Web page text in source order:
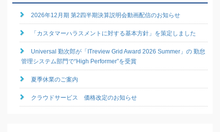
2026年12月期 第2四半期決算説明会動画配信のお知らせ
「カスタマーハラスメントに対する基本方針」を策定しました
Universal 勤次郎が「ITreview Grid Award 2026 Summer」の 勤怠
管理システム部門で“High Performer”を受賞
夏季休業のご案内
クラウドサービス 価格改定のお知らせ